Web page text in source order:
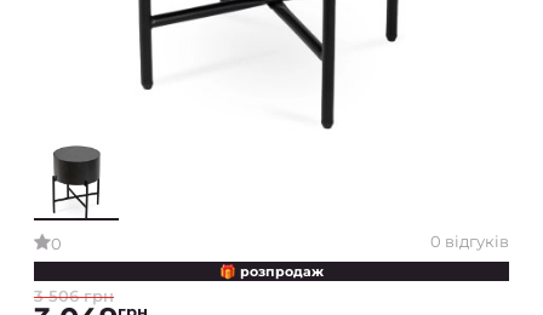
0 0 відгуків
🎁 розпродаж
3 506 грн
грн